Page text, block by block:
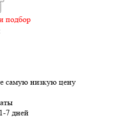
подбор
самую низкую цену
7 дней